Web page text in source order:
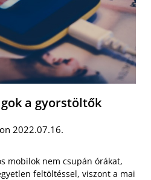
a gyorstöltők
2022.07.16.
mobilok nem csupán órákat,
feltöltéssel, viszont a mai